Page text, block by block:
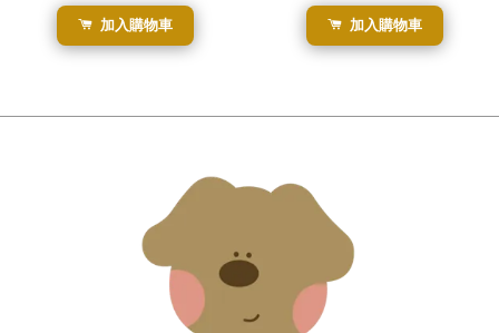
加入購物車 加入購物車